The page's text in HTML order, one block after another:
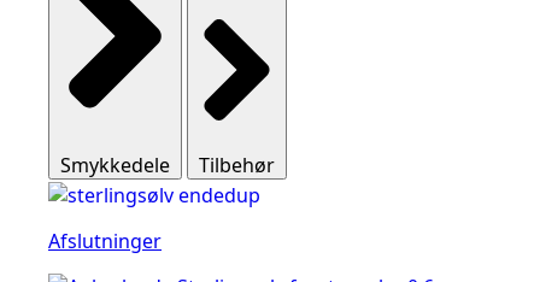
Smykkedele Tilbehør
Afslutninger